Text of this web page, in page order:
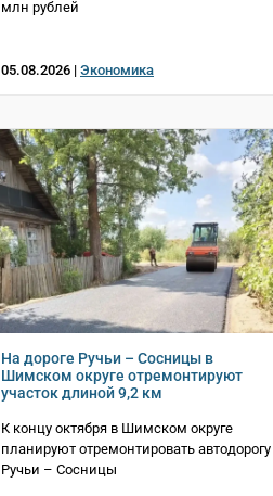
млн рублей
05.08.2026 | Экономика
На дороге Ручьи – Сосницы в
Шимском округе отремонтируют
участок длиной 9,2 км
К концу октября в Шимском округе
планируют отремонтировать автодорогу
Ручьи – Сосницы